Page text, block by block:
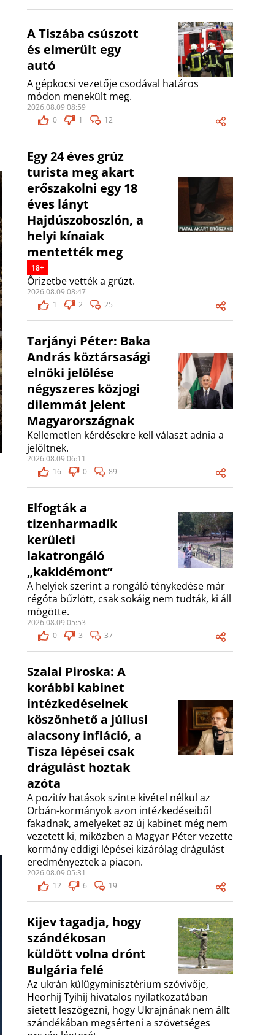
A Tiszába csúszott
és elmerült egy
autó
A gépkocsi vezetője csodával határos
módon menekült meg.
2026.08.09 08:59
0
1 12
Egy 24 éves grúz
turista meg akart
erőszakolni egy 18
éves lányt
Hajdúszoboszlón, a
helyi kínaiak
mentették meg
18+
Őrizetbe vették a grúzt.
2026.08.09 08:47
1
2 25
Tarjányi Péter: Baka
András köztársasági
elnöki jelölése
négyszeres közjogi
dilemmát jelent
Magyarországnak
Kellemetlen kérdésekre kell választ adnia a
jelöltnek.
2026.08.09 06:11
16
0 89
Elfogták a
tizenharmadik
kerületi
lakatrongáló
„kakidémont”
A helyiek szerint a rongáló ténykedése már
régóta bűzlött, csak sokáig nem tudták, ki áll
mögötte.
2026.08.09 05:53
0
3 37
Szalai Piroska: A
korábbi kabinet
intézkedéseinek
köszönhető a júliusi
alacsony infláció, a
Tisza lépései csak
drágulást hoztak
azóta
A pozitív hatások szinte kivétel nélkül az
Orbán-kormányok azon intézkedéseiből
fakadnak, amelyeket az új kabinet még nem
vezetett ki, miközben a Magyar Péter vezette
kormány eddigi lépései kizárólag drágulást
eredményeztek a piacon.
2026.08.09 05:31
12
6 19
Kijev tagadja, hogy
szándékosan
küldött volna drónt
Bulgária felé
Az ukrán külügyminisztérium szóvivője,
Heorhij Tyihij hivatalos nyilatkozatában
sietett leszögezni, hogy Ukrajnának nem állt
szándékában megsérteni a szövetséges